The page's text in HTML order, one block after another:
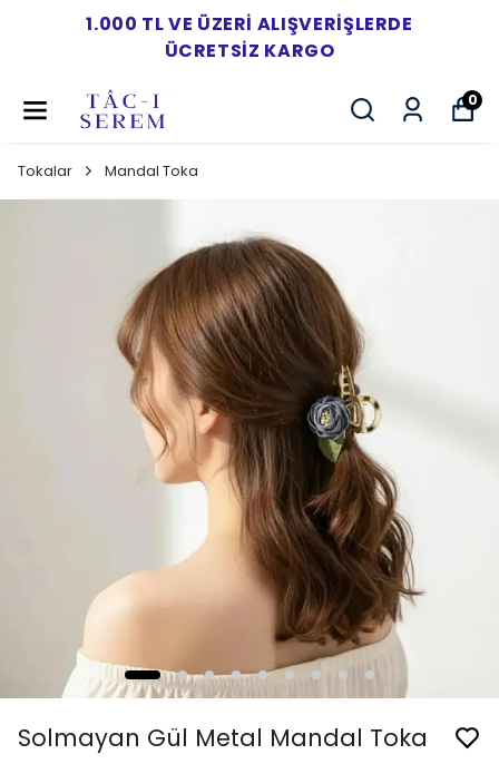
1.000 TL VE ÜZERI ALIŞVERIŞLERDE
ÜCRETSIZ KARGO
0
Tokalar Mandal Toka
Solmayan Gül Metal Mandal Toka